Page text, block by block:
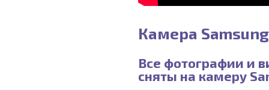
Камера Samsung
Все фотографии и
сняты на камеру